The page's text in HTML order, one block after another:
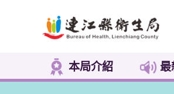
本局介紹 最